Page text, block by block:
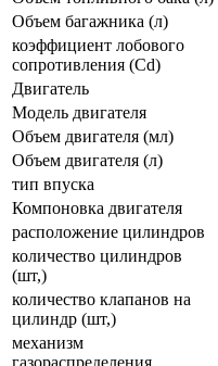
Объем багажника (л)
коэффициент лобового
сопротивления (Cd)
Двигатель
Модель двигателя
Объем двигателя (мл)
Объем двигателя (л)
тип впуска
Компоновка двигателя
расположение цилиндров
количество цилиндров
(шт,)
количество клапанов на
цилиндр (шт,)
механизм
газораспределения